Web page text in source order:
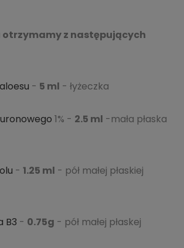
otrzymamy z następujących
- 5 ml - łyżeczka
1% - 2.5 ml -mała płaska
- 1.25 ml - pół małej płaskiej
B3 - 0.75g - pół małej płaskej